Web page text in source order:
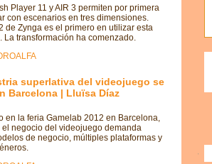
Player 11 y AIR 3 permiten por primera
con escenarios en tres dimensiones.
de Zynga es el primero en utilizar esta
La transformación ha comenzado.
superlativa del videojuego se
Barcelona | Lluïsa Díaz
en la feria Gamelab 2012 en Barcelona,
negocio del videojuego demanda
de negocio, múltiples plataformas y